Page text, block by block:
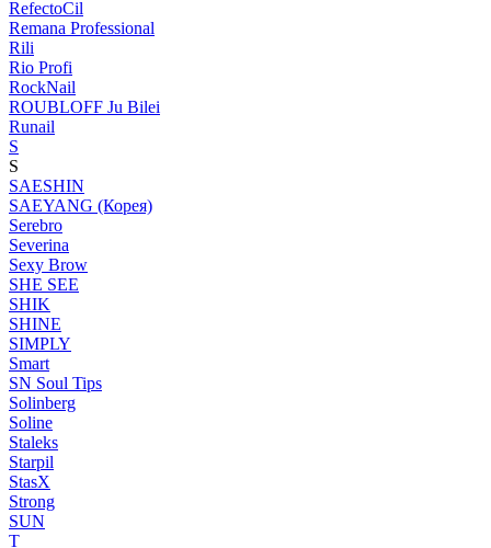
RefectoCil
Remana Professional
Rili
Rio Profi
RockNail
ROUBLOFF Ju Bilei
Runail
S
S
SAESHIN
SAEYANG (Корея)
Serebro
Severina
Sexy Brow
SHE SEE
SHIK
SHINE
SIMPLY
Smart
SN Soul Tips
Solinberg
Soline
Staleks
Starpil
StasX
Strong
SUN
T